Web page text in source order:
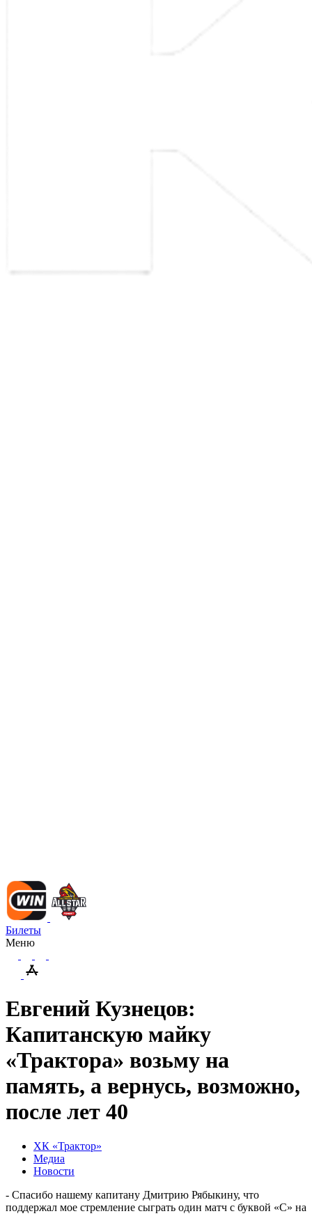
Билеты
Меню
Евгений Кузнецов:
Капитанскую майку
«Трактора» возьму на
память, а вернусь, возможно,
после лет 40
ХК «Трактор»
Медиа
Новости
- Спасибо нашему капитану Дмитрию Рябыкину, что
поддержал мое стремление сыграть один матч с буквой «С» на